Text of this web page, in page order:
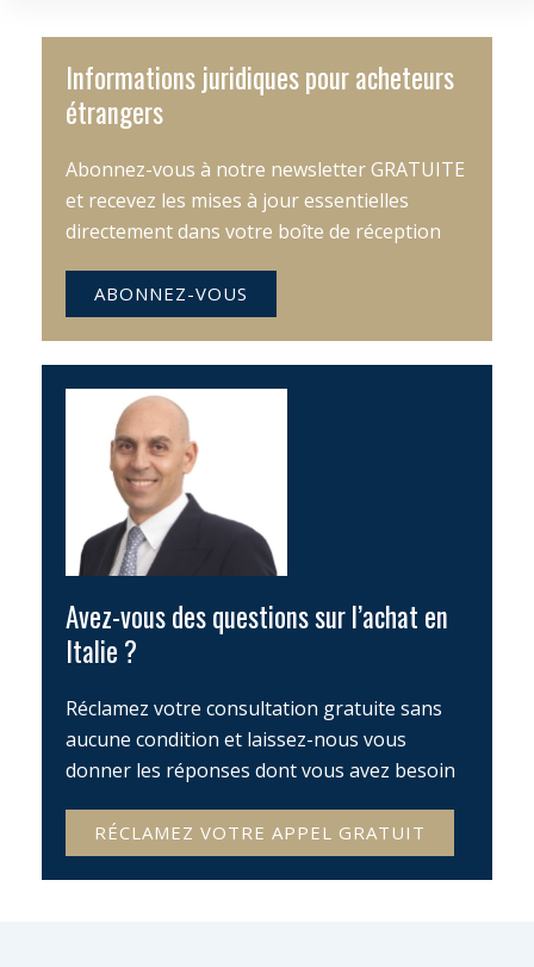
Informations juridiques pour acheteurs
étrangers
Abonnez-vous à notre newsletter GRATUITE
et recevez les mises à jour essentielles
directement dans votre boîte de réception
ABONNEZ-VOUS
Avez-vous des questions sur l’achat en
Italie ?
Réclamez votre consultation gratuite sans
aucune condition et laissez-nous vous
donner les réponses dont vous avez besoin
RÉCLAMEZ VOTRE APPEL GRATUIT